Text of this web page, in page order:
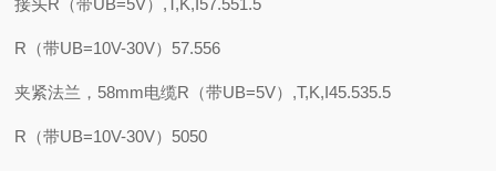
接头R（带UB=5V）,T,K,I57.551.5
R（带UB=10V-30V）57.556
夹紧法兰，58mm电缆R（带UB=5V）,T,K,I45.535.5
R（带UB=10V-30V）5050